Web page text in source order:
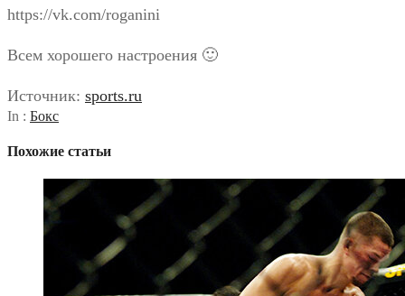
https://vk.com/roganini
Всем хорошего настроения 🙂
Источник: sports.ru
In : Бокс
Похожие статьи